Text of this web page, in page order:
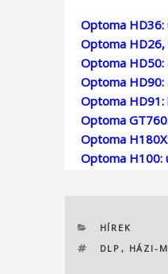
Optoma
Optoma
Optoma
Optoma HD90:
Optoma HD91:
Optoma
Optoma
Optoma H100:
KATEGÓRIÁK
HÍREK
CÍMKÉK
DLP , HÁZI-